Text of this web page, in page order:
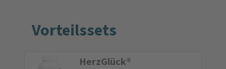
Vorteilssets
HerzGlück®